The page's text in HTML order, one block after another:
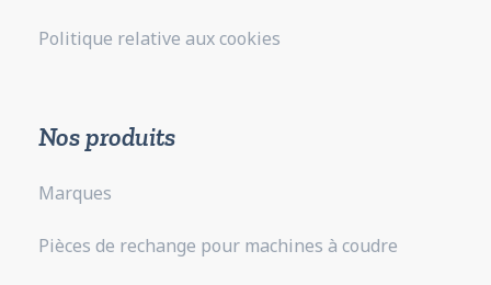
Politique relative aux cookies
Nos produits
Marques
Pièces de rechange pour machines à coudre